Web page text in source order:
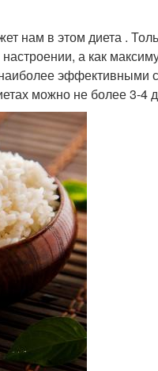
нам в этом диета .
а как
эффективными
можно не более 3-4